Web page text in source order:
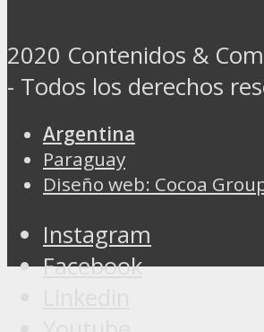
2020 Contenidos &
- Todos los derechos
Argentina
Paraguay
Diseño web: Cocoa
Instagram
Facebook